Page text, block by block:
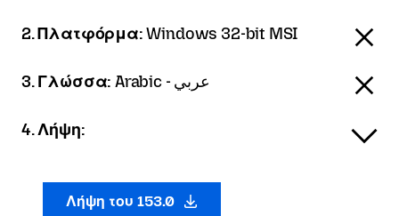
2. Πλατφόρμα:Windows 32-bit MSI
3. Γλώσσα: Arabic - عربي
4. Λήψη:
Λήψη του 153.0